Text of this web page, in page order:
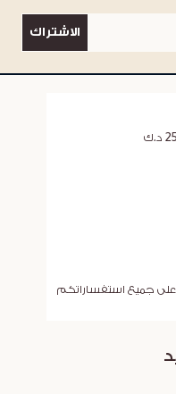
الاشتراك
على جميع استفساراتكم